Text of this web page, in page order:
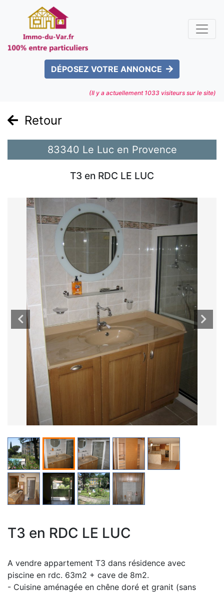
DÉPOSEZ VOTRE ANNONCE
(Il y a actuellement 1033 visiteurs sur le site)
Retour
83340 Le Luc en Provence
T3 en RDC LE LUC
T3 en RDC LE LUC
A vendre appartement T3 dans résidence avec
piscine en rdc. 63m2 + cave de 8m2.
- Cuisine aménagée en chêne doré et granit (sans